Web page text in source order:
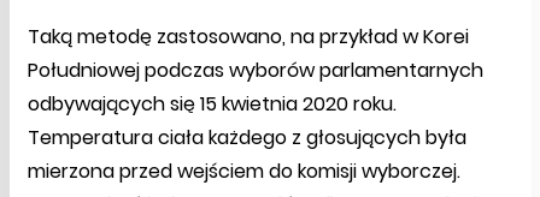
Taką metodę zastosowano, na przykład w Korei
Południowej podczas wyborów parlamentarnych
odbywających się 15 kwietnia 2020 roku.
Temperatura ciała każdego z głosujących była
mierzona przed wejściem do komisji wyborczej.